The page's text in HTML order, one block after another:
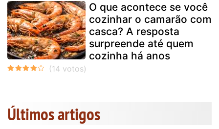
O que acontece se você
cozinhar o camarão com
casca? A resposta
surpreende até quem
cozinha há anos
Últimos artigos